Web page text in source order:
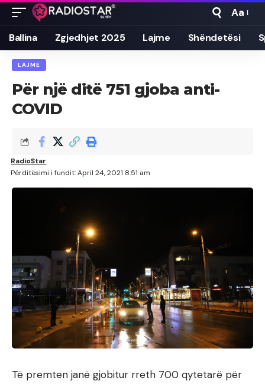
Font
Resizer
Aa
Ballina Zgjedhjet 2025 Lajme Shëndetësi
LAJME
Për një ditë 751 gjoba anti-
COVID
Përditësimi i fundit: April 24, 2021 8:51 am
RadioStar
Të premten janë gjobitur rreth 700 qytetarë për